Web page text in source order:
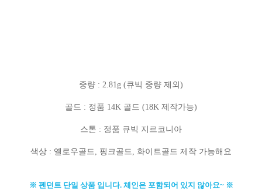
중량 : 2.81g (큐빅 중량 제외)
골드 : 정품 14K 골드 (18K 제작가능)
스톤 : 정품 큐빅 지르코니아
색상 : 옐로우골드, 핑크골드, 화이트골드 제작 가능해요
※ 펜던트 단일 상품 입니다. 체인은 포함되어 있지 않아요~ ※